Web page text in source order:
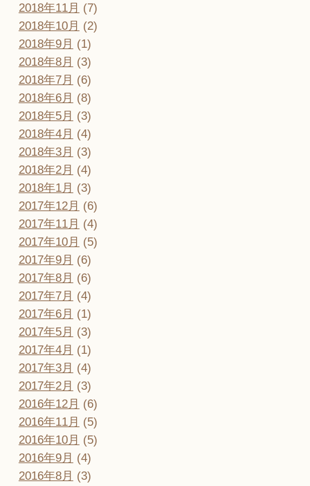
2018年11月 (7)
2018年10月 (2)
2018年9月 (1)
2018年8月 (3)
2018年7月 (6)
2018年6月 (8)
2018年5月 (3)
2018年4月 (4)
2018年3月 (3)
2018年2月 (4)
2018年1月 (3)
2017年12月 (6)
2017年11月 (4)
2017年10月 (5)
2017年9月 (6)
2017年8月 (6)
2017年7月 (4)
2017年6月 (1)
2017年5月 (3)
2017年4月 (1)
2017年3月 (4)
2017年2月 (3)
2016年12月 (6)
2016年11月 (5)
2016年10月 (5)
2016年9月 (4)
2016年8月 (3)